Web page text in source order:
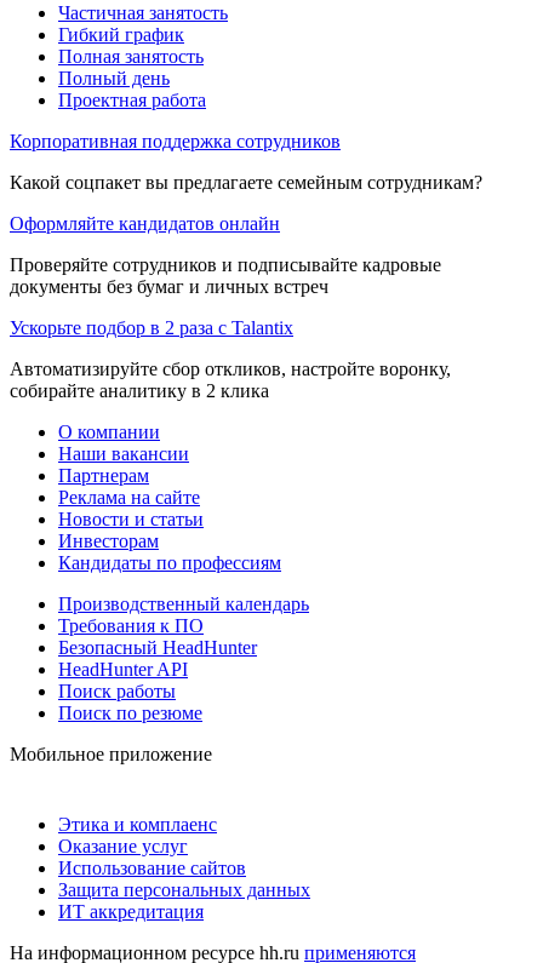
Частичная занятость
Гибкий график
Полная занятость
Полный день
Проектная работа
Корпоративная поддержка сотрудников
Какой соцпакет вы предлагаете семейным сотрудникам?
Оформляйте кандидатов онлайн
Проверяйте сотрудников и подписывайте кадровые
документы без бумаг и личных встреч
Ускорьте подбор в 2 раза с Talantix
Автоматизируйте сбор откликов, настройте воронку,
собирайте аналитику в 2 клика
О компании
Наши вакансии
Партнерам
Реклама на сайте
Новости и статьи
Инвесторам
Кандидаты по профессиям
Производственный календарь
Требования к ПО
Безопасный HeadHunter
HeadHunter API
Поиск работы
Поиск по резюме
Мобильное приложение
Этика и комплаенс
Оказание услуг
Использование сайтов
Защита персональных данных
ИТ аккредитация
На информационном ресурсе hh.ru применяются